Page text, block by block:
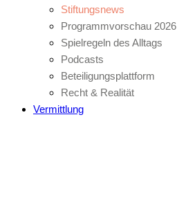
Stiftungsnews
Programmvorschau 2026
Spielregeln des Alltags
Podcasts
Beteiligungsplattform
Recht & Realität
Vermittlung